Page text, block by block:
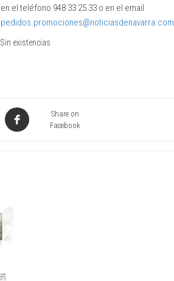
en el teléfono 948 33 25 33 o en el email
pedidos.promociones@noticiasdenavarra.com
Sin existencias
Share on
Facebook